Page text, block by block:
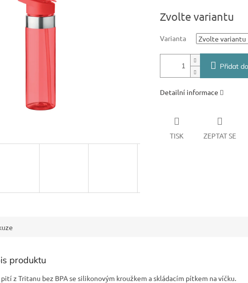
cena:
Zvolte variantu
Varianta
Přidat
Detailní informace
TISK ZEPTAT SE
produktu
z Tritanu bez BPA se silikonovým kroužkem a skládacím pítkem na víčku.